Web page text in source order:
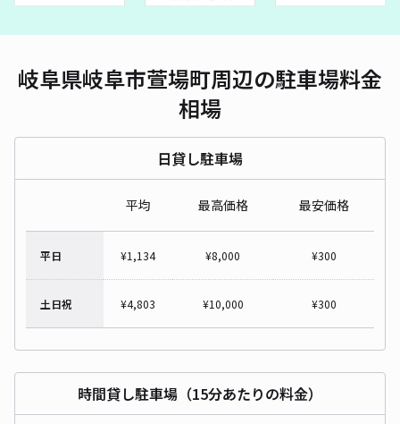
岐阜県岐阜市萱場町周辺の駐車場料金
相場
日貸し駐車場
平均 最高価格 最安価格
平日 ¥1,134 ¥8,000 ¥300
土日祝 ¥4,803 ¥10,000 ¥300
時間貸し駐車場（15分あたりの料金）